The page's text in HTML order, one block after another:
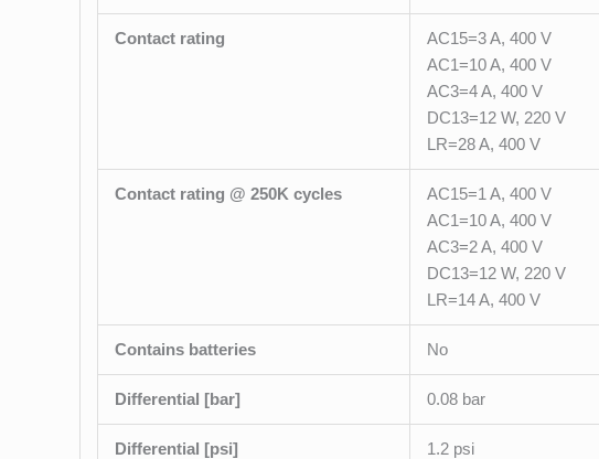
Contact rating
AC15=3 A, 400 V
AC1=10 A, 400 V
AC3=4 A, 400 V
DC13=12 W, 220 V
LR=28 A, 400 V
Contact rating @ 250K cycles
AC15=1 A, 400 V
AC1=10 A, 400 V
AC3=2 A, 400 V
DC13=12 W, 220 V
LR=14 A, 400 V
Contains batteries No
Differential [bar] 0.08 bar
Differential [psi] 1.2 psi